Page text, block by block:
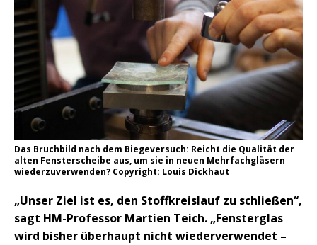
Das Bruchbild nach dem Biegeversuch: Reicht die Qualität der
alten Fensterscheibe aus, um sie in neuen Mehrfachgläsern
wiederzuverwenden? Copyright: Louis Dickhaut
„Unser Ziel ist es, den Stoffkreislauf zu schließen“,
sagt HM-Professor Martien Teich. „Fensterglas
wird bisher überhaupt nicht wiederverwendet –